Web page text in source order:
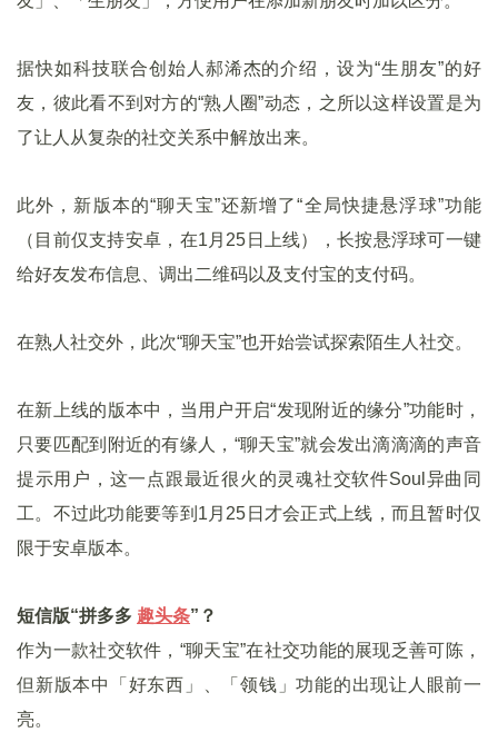
据快如科技联合创始人郝浠杰的介绍，设为“生朋友”的好
友，彼此看不到对方的“熟人圈”动态，之所以这样设置是为
了让人从复杂的社交关系中解放出来。
此外，新版本的“聊天宝”还新增了“全局快捷悬浮球”功能
（目前仅支持安卓，在1月25日上线），长按悬浮球可一键
给好友发布信息、调出二维码以及支付宝的支付码。
在熟人社交外，此次“聊天宝”也开始尝试探索陌生人社交。
在新上线的版本中，当用户开启“发现附近的缘分”功能时，
只要匹配到附近的有缘人，“聊天宝”就会发出滴滴滴的声音
提示用户，这一点跟最近很火的灵魂社交软件Soul异曲同
工。不过此功能要等到1月25日才会正式上线，而且暂时仅
限于安卓版本。
短信版“拼多多 趣头条” ？
作为一款社交软件，“聊天宝”在社交功能的展现乏善可陈，
但新版本中「好东西」、「领钱」功能的出现让人眼前一
亮。